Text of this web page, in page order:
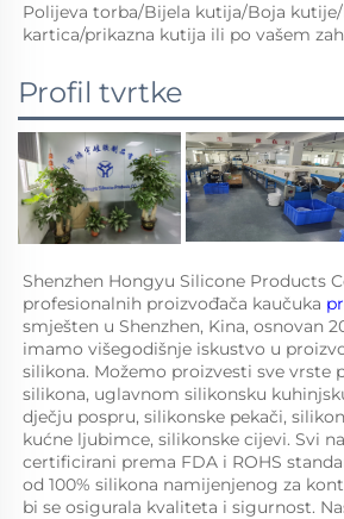
Polijeva torba/Bijela kutija/Boja
kartica/prikazna kutija ili po vašem
Profil tvrtke
Shenzhen Hongyu Silicone Products
profesionalnih proizvođača kaučuka
smješten u Shenzhen, Kina, osnovan
imamo višegodišnje iskustvo u
silikona. Možemo proizvesti sve vrste
silikona, uglavnom silikonsku
dječju pospru, silikonske pekači,
kućne ljubimce, silikonske cijevi. Svi
certificirani prema FDA i ROHS
od 100% silikona namijenjenog za
bi se osigurala kvaliteta i sigurnost.